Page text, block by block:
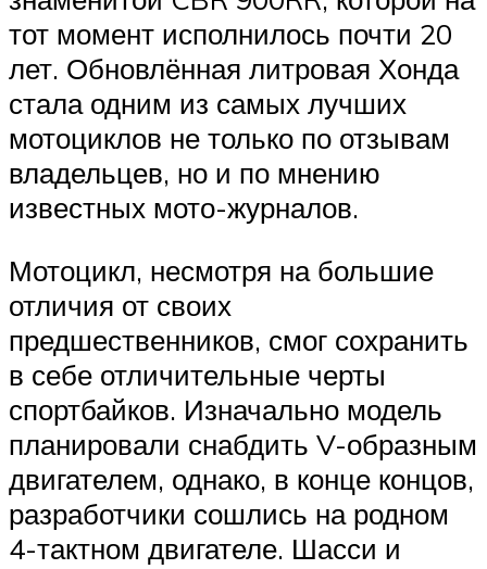
тот момент исполнилось почти 20
лет. Обновлённая литровая Хонда
стала одним из самых лучших
мотоциклов не только по отзывам
владельцев, но и по мнению
известных мото-журналов.
Мотоцикл, несмотря на большие
отличия от своих
предшественников, смог сохранить
в себе отличительные черты
спортбайков. Изначально модель
планировали снабдить V-образным
двигателем, однако, в конце концов,
разработчики сошлись на родном
4-тактном двигателе. Шасси и